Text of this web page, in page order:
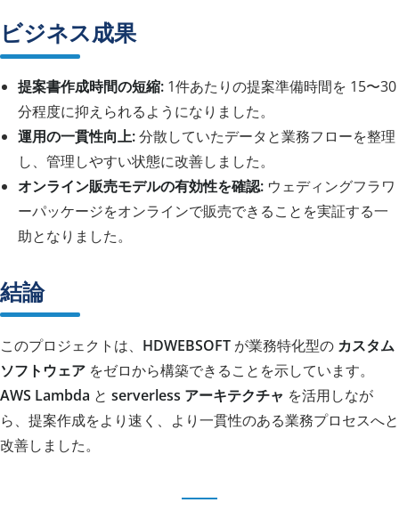
ビジネス成果
提案書作成時間の短縮: 1件あたりの提案準備時間を 15〜30
分程度に抑えられるようになりました。
運用の一貫性向上:分散していたデータと業務フローを整理
し、管理しやすい状態に改善しました。
オンライン販売モデルの有効性を確認: ウェディングフラワ
ーパッケージをオンラインで販売できることを実証する一
助となりました。
結論
このプロジェクトは、 HDWEBSOFT が業務特化型の カスタム
ソフトウェア をゼロから構築できることを示しています。
AWS Lambda と serverless アーキテクチャ を活用しなが
ら、提案作成をより速く、より一貫性のある業務プロセスへと
改善しました。